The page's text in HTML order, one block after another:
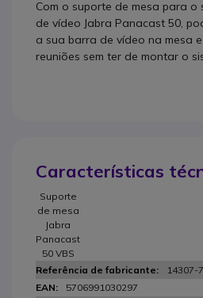
Com o suporte de mesa para o
de vídeo Jabra Panacast 50,
a sua barra de vídeo na mesa
reuniões sem ter de montar o
Características
Suporte
de mesa
Jabra
Panacast
50 VBS
14307-
5706991030297